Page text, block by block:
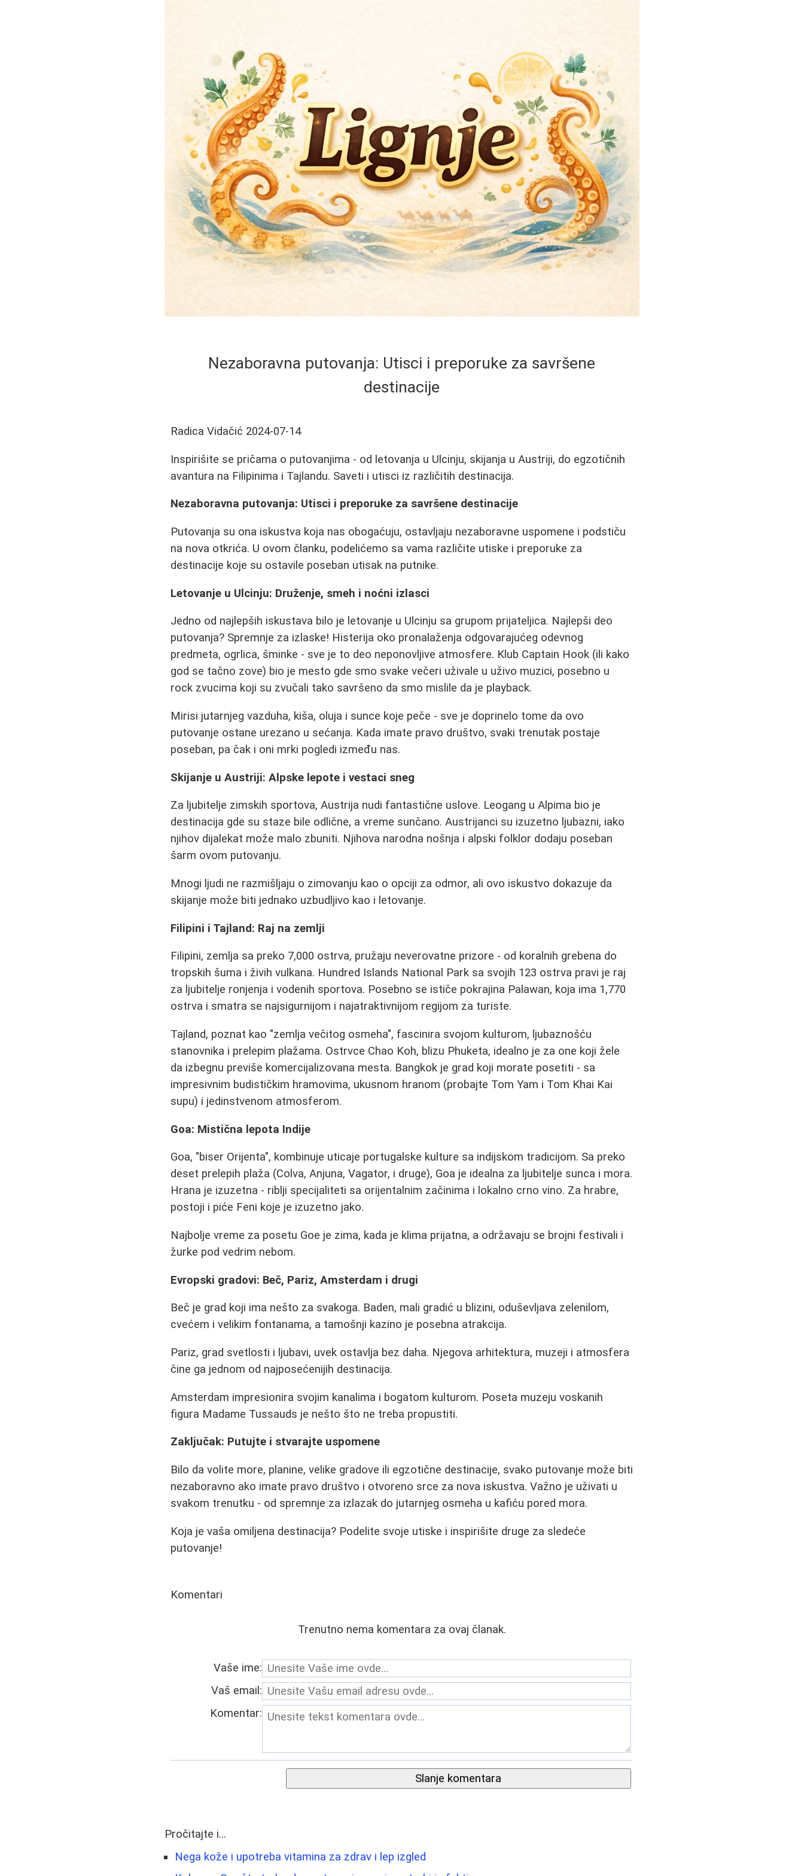
Nezaboravna putovanja: Utisci i preporuke za savršene
destinacije
Radica Vidačić 2024-07-14
Inspirišite se pričama o putovanjima - od letovanja u Ulcinju, skijanja u Austriji, do egzotičnih
avantura na Filipinima i Tajlandu. Saveti i utisci iz različitih destinacija.
Nezaboravna putovanja: Utisci i preporuke za savršene destinacije
Putovanja su ona iskustva koja nas obogaćuju, ostavljaju nezaboravne uspomene i podstiču
na nova otkrića. U ovom članku, podelićemo sa vama različite utiske i preporuke za
destinacije koje su ostavile poseban utisak na putnike.
Letovanje u Ulcinju: Druženje, smeh i noćni izlasci
Jedno od najlepših iskustava bilo je letovanje u Ulcinju sa grupom prijateljica. Najlepši deo
putovanja? Spremnje za izlaske! Histerija oko pronalaženja odgovarajućeg odevnog
predmeta, ogrlica, šminke - sve je to deo neponovljive atmosfere. Klub Captain Hook (ili kako
god se tačno zove) bio je mesto gde smo svake večeri uživale u uživo muzici, posebno u
rock zvucima koji su zvučali tako savršeno da smo mislile da je playback.
Mirisi jutarnjeg vazduha, kiša, oluja i sunce koje peče - sve je doprinelo tome da ovo
putovanje ostane urezano u sećanja. Kada imate pravo društvo, svaki trenutak postaje
poseban, pa čak i oni mrki pogledi između nas.
Skijanje u Austriji: Alpske lepote i vestaci sneg
Za ljubitelje zimskih sportova, Austrija nudi fantastične uslove. Leogang u Alpima bio je
destinacija gde su staze bile odlične, a vreme sunčano. Austrijanci su izuzetno ljubazni, iako
njihov dijalekat može malo zbuniti. Njihova narodna nošnja i alpski folklor dodaju poseban
šarm ovom putovanju.
Mnogi ljudi ne razmišljaju o zimovanju kao o opciji za odmor, ali ovo iskustvo dokazuje da
skijanje može biti jednako uzbudljivo kao i letovanje.
Filipini i Tajland: Raj na zemlji
Filipini, zemlja sa preko 7,000 ostrva, pružaju neverovatne prizore - od koralnih grebena do
tropskih šuma i živih vulkana. Hundred Islands National Park sa svojih 123 ostrva pravi je raj
za ljubitelje ronjenja i vodenih sportova. Posebno se ističe pokrajina Palawan, koja ima 1,770
ostrva i smatra se najsigurnijom i najatraktivnijom regijom za turiste.
Tajland, poznat kao "zemlja večitog osmeha", fascinira svojom kulturom, ljubaznošću
stanovnika i prelepim plažama. Ostrvce Chao Koh, blizu Phuketa, idealno je za one koji žele
da izbegnu previše komercijalizovana mesta. Bangkok je grad koji morate posetiti - sa
impresivnim budističkim hramovima, ukusnom hranom (probajte Tom Yam i Tom Khai Kai
supu) i jedinstvenom atmosferom.
Goa: Mistična lepota Indije
Goa, "biser Orijenta", kombinuje uticaje portugalske kulture sa indijskom tradicijom. Sa preko
deset prelepih plaža (Colva, Anjuna, Vagator, i druge), Goa je idealna za ljubitelje sunca i mora.
Hrana je izuzetna - riblji specijaliteti sa orijentalnim začinima i lokalno crno vino. Za hrabre,
postoji i piće Feni koje je izuzetno jako.
Najbolje vreme za posetu Goe je zima, kada je klima prijatna, a održavaju se brojni festivali i
žurke pod vedrim nebom.
Evropski gradovi: Beč, Pariz, Amsterdam i drugi
Beč je grad koji ima nešto za svakoga. Baden, mali gradić u blizini, oduševljava zelenilom,
cvećem i velikim fontanama, a tamošnji kazino je posebna atrakcija.
Pariz, grad svetlosti i ljubavi, uvek ostavlja bez daha. Njegova arhitektura, muzeji i atmosfera
čine ga jednom od najposećenijih destinacija.
Amsterdam impresionira svojim kanalima i bogatom kulturom. Poseta muzeju voskanih
figura Madame Tussauds je nešto što ne treba propustiti.
Zaključak: Putujte i stvarajte uspomene
Bilo da volite more, planine, velike gradove ili egzotične destinacije, svako putovanje može biti
nezaboravno ako imate pravo društvo i otvoreno srce za nova iskustva. Važno je uživati u
svakom trenutku - od spremnje za izlazak do jutarnjeg osmeha u kafiću pored mora.
Koja je vaša omiljena destinacija? Podelite svoje utiske i inspirišite druge za sledeće
putovanje!
Komentari
Trenutno nema komentara za ovaj članak.
Vaše ime:
Vaš email:
Komentar:
Slanje komentara
Pročitajte i...
Nega kože i upotreba vitamina za zdrav i lep izgled